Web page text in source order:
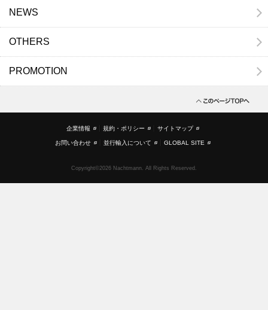
NEWS
OTHERS
PROMOTION
企業情報 規約・ポリシー サイトマップ
お問い合わせ 並行輸入について GLOBAL SITE
Copyright©2026 Nachtmann. All Rights Reserved.